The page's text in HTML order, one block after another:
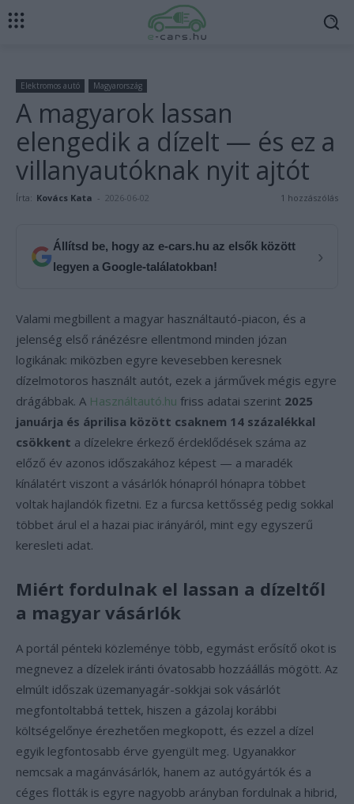
Elektromos autó Magyarország
A magyarok lassan
elengedik a dízelt — és ez a
villanyautóknak nyit ajtót
Írta: Kovács Kata - 2026-06-02 1 hozzászólás
Állítsd be, hogy az e-cars.hu az elsők között
legyen a Google-találatokban!
›
Valami megbillent a magyar használtautó-piacon, és a
jelenség első ránézésre ellentmond minden józan
logikának: miközben egyre kevesebben keresnek
dízelmotoros használt autót, ezek a járművek mégis egyre
drágábbak. A Használtautó.hu friss adatai szerint 2025
januárja és áprilisa között csaknem 14 százalékkal
csökkent a dízelekre érkező érdeklődések száma az
előző év azonos időszakához képest — a maradék
kínálatért viszont a vásárlók hónapról hónapra többet
voltak hajlandók fizetni. Ez a furcsa kettősség pedig sokkal
többet árul el a hazai piac irányáról, mint egy egyszerű
keresleti adat.
Miért fordulnak el lassan a dízeltől
a magyar vásárlók
A portál pénteki közleménye több, egymást erősítő okot is
megnevez a dízelek iránti óvatosabb hozzáállás mögött. Az
elmúlt időszak üzemanyagár-sokkjai sok vásárlót
megfontoltabbá tettek, hiszen a gázolaj korábbi
költségelőnye érezhetően megkopott, és ezzel a dízel
egyik legfontosabb érve gyengült meg. Ugyanakkor
nemcsak a magánvásárlók, hanem az autógyártók és a
céges flották is egyre nagyobb arányban fordulnak a hibrid,